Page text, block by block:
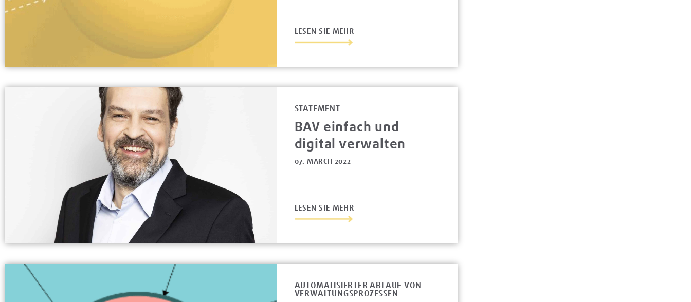
LESEN SIE MEHR
STATEMENT
BAV einfach und
digital verwalten
07. MARCH 2022
LESEN SIE MEHR
AUTOMATISIERTER ABLAUF VON
VERWALTUNGSPROZESSEN